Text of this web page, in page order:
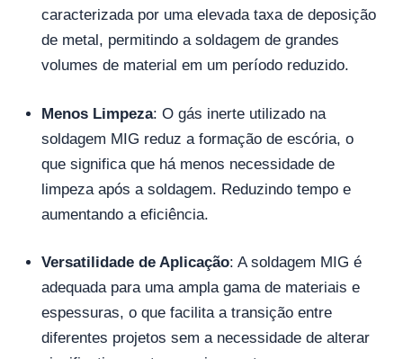
caracterizada por uma elevada taxa de deposição
de metal, permitindo a soldagem de grandes
volumes de material em um período reduzido.
Menos Limpeza: O gás inerte utilizado na
soldagem MIG reduz a formação de escória, o
que significa que há menos necessidade de
limpeza após a soldagem. Reduzindo tempo e
aumentando a eficiência.
Versatilidade de Aplicação: A soldagem MIG é
adequada para uma ampla gama de materiais e
espessuras, o que facilita a transição entre
diferentes projetos sem a necessidade de alterar